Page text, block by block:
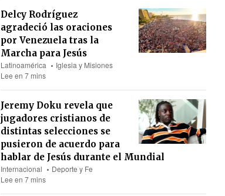
Delcy Rodríguez
agradeció las oraciones
por Venezuela tras la
Marcha para Jesús
Latinoamérica
Iglesia y Misiones
Lee en 7 mins
Jeremy Doku revela que
jugadores cristianos de
distintas selecciones se
pusieron de acuerdo para
hablar de Jesús durante el Mundial
Internacional
Deporte y Fe
Lee en 7 mins